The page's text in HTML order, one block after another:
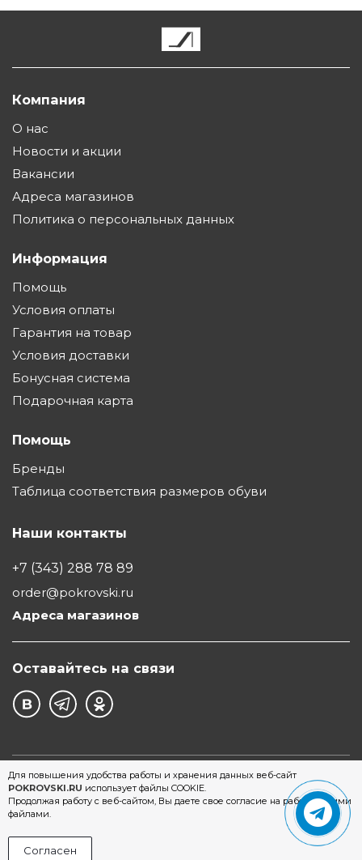
Для повышения удобства работы и хранения данных веб-сайт
POKROVSKI.RU использует файлы COOKIE.
Продолжая работу с веб-сайтом, Вы даете свое согласие на работу с этими
файлами.
Согласен
Компания
О нас
Новости и акции
Вакансии
Адреса магазинов
Политика о персональных данных
Информация
Помощь
Условия оплаты
Гарантия на товар
Условия доставки
Бонусная система
Подарочная карта
Помощь
Бренды
Таблица соответствия размеров обуви
Наши контакты
+7 (343) 288 78 89
order@pokrovski.ru
Адреса магазинов
Оставайтесь на связи
©1997 - 2026 Обувной Дом "Покровский" - сеть
магазинов обуви в Екатеринбурге